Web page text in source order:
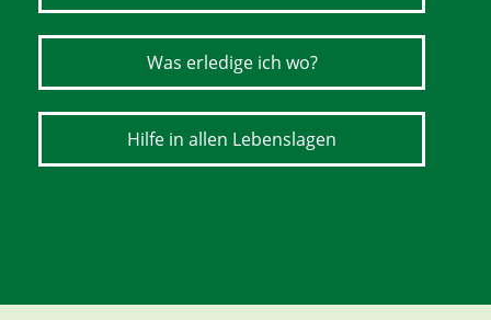
Was erledige ich wo?
Hilfe in allen Lebenslagen